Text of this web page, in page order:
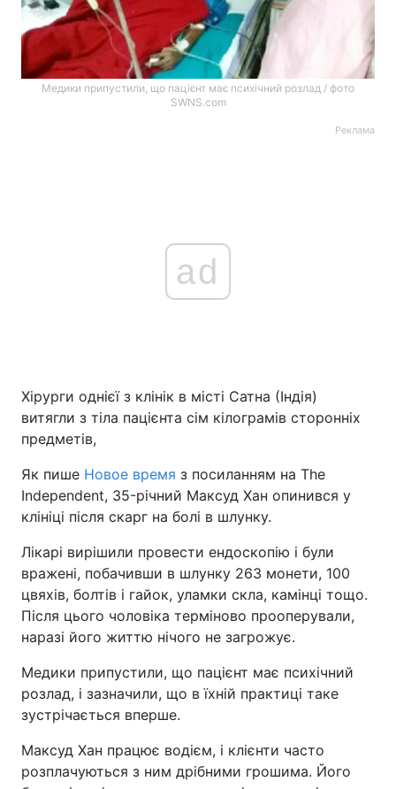
Медики припустили, що пацієнт має психічний розлад / фото
SWNS.com
Реклама
ad
Хірурги однієї з клінік в місті Сатна (Індія)
витягли з тіла пацієнта сім кілограмів сторонніх
предметів,
Як пише Новое время з посиланням на The
Independent, 35-річний Максуд Хан опинився у
клініці після скарг на болі в шлунку.
Лікарі вирішили провести ендоскопію і були
вражені, побачивши в шлунку 263 монети, 100
цвяхів, болтів і гайок, уламки скла, камінці тощо.
Після цього чоловіка терміново прооперували,
наразі його життю нічого не загрожує.
Медики припустили, що пацієнт має психічний
розлад, і зазначили, що в їхній практиці таке
зустрічається вперше.
Максуд Хан працює водієм, і клієнти часто
розплачуються з ним дрібними грошима. Його